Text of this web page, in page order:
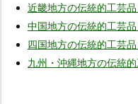
近畿地方の伝統的工芸
中国地方の伝統的工芸
四国地方の伝統的工芸
九州・沖縄地方の伝統